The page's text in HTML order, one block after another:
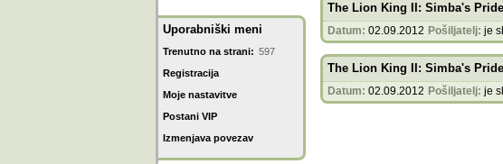
Uporabniški meni
Trenutno na strani: 597
Registracija
Moje nastavitve
Postani VIP
Izmenjava povezav
The Lion King II: Simba's Pride
Datum: 02.09.2012 Pošiljatelj: je
The Lion King II: Simba's Pride
Datum: 02.09.2012 Pošiljatelj: je